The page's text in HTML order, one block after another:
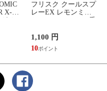
X-
フリスク クールスプ
レーEX レモンミン
1,100 円
10